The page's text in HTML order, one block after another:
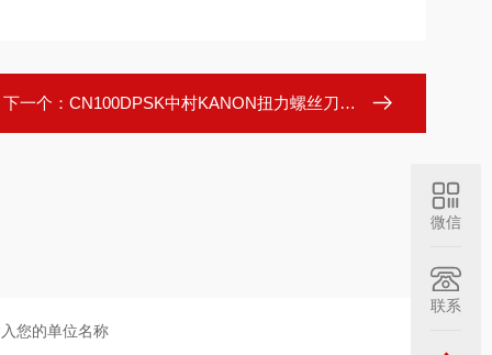
下一个： CN100DPSK中村KANON扭力螺丝刀低维护成本经济
微信
联系